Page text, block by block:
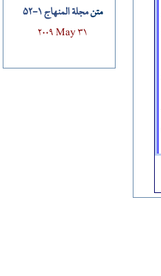
متنمجلة المنهاج 1-52
2009 May 31